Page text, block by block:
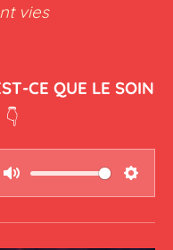
vies
CE QUE LE SOIN
👇
M
u
S
e